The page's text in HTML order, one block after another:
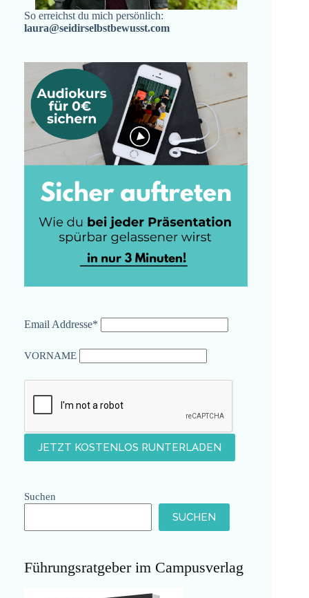
So erreichst du mich persönlich:
laura@seidirselbstbewusst.com
Email Addresse*
VORNAME
Suchen
SUCHEN
Führungsratgeber im Campusverlag